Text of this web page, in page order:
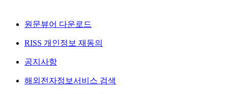
원문뷰어 다운로드
RISS 개인정보 재동의
공지사항
해외전자정보서비스 검색